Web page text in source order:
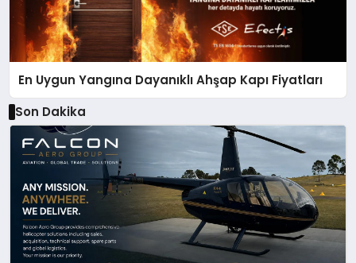
En Uygun Yangına Dayanıklı Ahşap Kapı Fiyatları
Son Dakika